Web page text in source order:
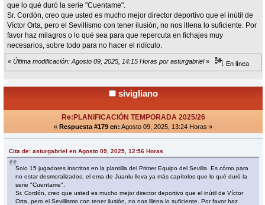
que lo qué duró la serie "Cuentame".
Sr. Cordón, creo que usted es mucho mejor director deportivo que el inútil de
Víctor Orta, pero el Sevillismo con tener ilusión, no nos lllena lo suficiente. Por
favor haz milagros o lo qué sea para que repercuta en fichajes muy
necesarios, sobre todo para no hacer el ridículo.
« Última modificación: Agosto 09, 2025, 14:15 Horas por asturgabriel» En línea
sivigliano
Re:PLANIFICACIÓN TEMPORADA 2025/26
« Respuesta #179 en: Agosto 09, 2025, 13:24 Horas »
Cita de: asturgabriel en Agosto 09, 2025, 12:56 Horas
Solo 15 jugadores inscritos en la plantilla del Primer Equipo del Sevilla. Es cómo para
no estar desmoralizados, el ema de Juanlu lleva ya más capítolos que lo qué duró la
serie "Cuentame".
Sr. Cordón, creo que usted es mucho mejor director deportivo que el inútil de Víctor
Orta, pero el Sevillismo con tener ilusión, no nos lllena lo suficiente. Por favor haz